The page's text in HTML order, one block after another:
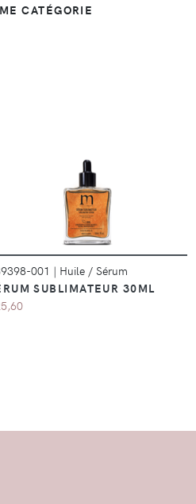
CATÉGORIE
001 | Huile / Sérum
SUBLIMATEUR 30ML